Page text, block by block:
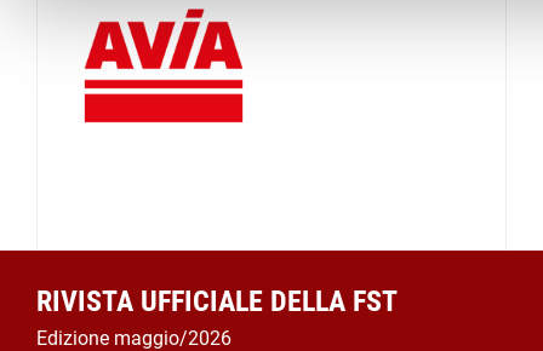
RIVISTA UFFICIALE DELLA FST
Edizione maggio/2026